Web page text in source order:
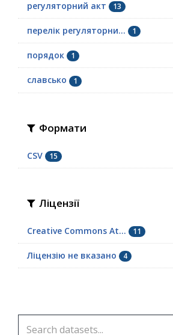
регуляторний акт 13
перелік регуляторни... 1
порядок 1
славсько 1
Формати
CSV 15
Ліцензії
Creative Commons At... 11
Ліцензію не вказано 4